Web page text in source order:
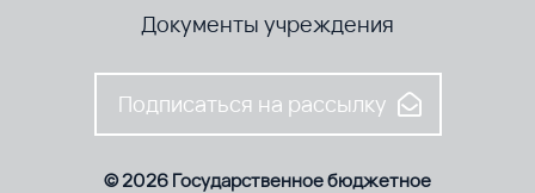
Документы учреждения
Подписаться на рассылку
© 2026 Государственное бюджетное